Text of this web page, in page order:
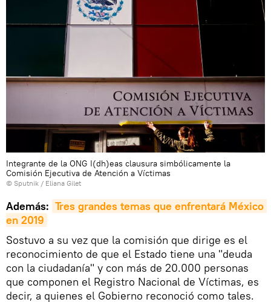
Integrante de la ONG I(dh)eas clausura simbólicamente la
Comisión Ejecutiva de Atención a Víctimas
© Sputnik / Eliana Gilet
Además: Tres grandes temas que enfrentará México
en 2019
Sostuvo a su vez que la comisión que dirige es el
reconocimiento de que el Estado tiene una "deuda
con la ciudadanía" y con más de 20.000 personas
que componen el Registro Nacional de Víctimas, es
decir, a quienes el Gobierno reconoció como tales.